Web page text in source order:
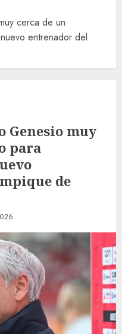
cerca de un
entrenador del
Genesio muy
para
de